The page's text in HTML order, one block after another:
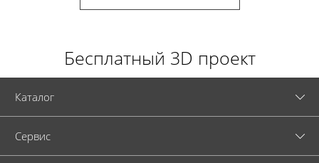
Бесплатный 3D проект
Каталог
Cервис